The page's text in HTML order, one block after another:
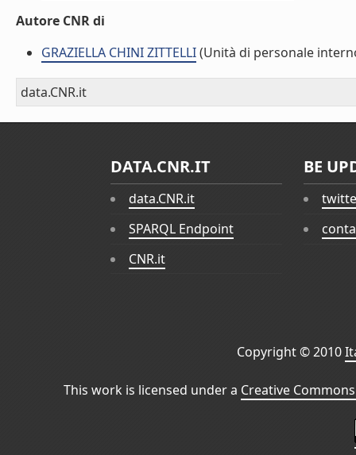
Autore CNR di
GRAZIELLA CHINI ZITTELLI(Unità di personale
data.CNR.it
DATA.CNR.IT
data.CNR.it
SPARQL Endpoint
CNR.it
BE
Copyright © 2010
This work is licensed under a Creative